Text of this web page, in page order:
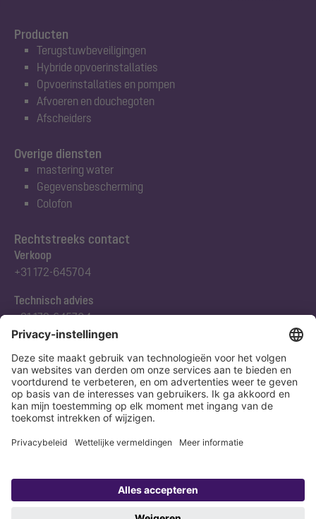
Producten
Terugstuwbeveiligingen
Hybride opvoerinstallaties
Opvoerinstallaties en pompen
Afvoeren en douchegoten
Afscheiders
Rechtstreeks contact
Verkoop
+31 172-645704
Technisch advies
+31 172-645704
Abonneert u zich op onze nieuwsbrief
Nu aanmelden
Overige diensten
mastering water
Gegevensbescherming
Colofon
Verklaring Colofon